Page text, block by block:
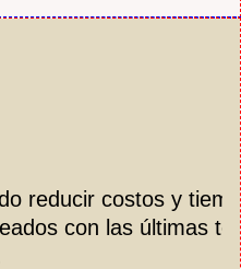
reducir costos y
con las últimas